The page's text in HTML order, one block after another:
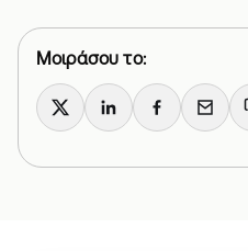
Μοιράσου το:
X LinkedInFacebook
Email